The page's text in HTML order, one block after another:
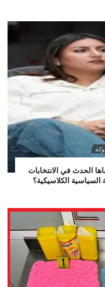
الحدث في الانتخابات
الكلاسيكية؟